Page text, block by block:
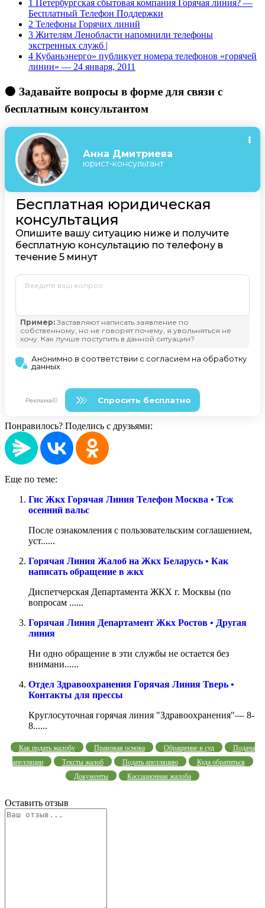
1 Петербургская сбытовая компания Горячая линия? —
Бесплатный Телефон Поддержки
2 Телефоны Горячих линий
3 Жителям Ленобласти напомнили телефоны
экстренных служб |
4 Кубаньэнерго» публикует номера телефонов «горячей
линии» — 24 января, 2011
🟠 Задавайте вопросы в форме для связи с
бесплатным консультантом
Понравилось? Поделись с друзьями:
Еще по теме:
Гис Жкх Горячая Линия Телефон Москва • Тсж
осенний вальс
После ознакомления с пользовательским соглашением,
уст......
Горячая Линия Жалоб на Жкх Беларусь • Как
написать обращение в жкх
Диспетчерская Департамента ЖКХ г. Москвы (по
вопросам ......
Горячая Линия Департамент Жкх Ростов • Другая
линия
Ни одно обращение в эти службы не остается без
внимани......
Отдел Здравоохранения Горячая Линия Тверь •
Контакты для прессы
Круглосуточная горячая линия "Здравоохранения"— 8-
8......
Как подать жалобу Правовая основа Обращение в суд
Подача
апелляции
Тексты жалоб Подать апелляцию
Куда обратиться
Документы
Кассационная жалоба
Оставить отзыв